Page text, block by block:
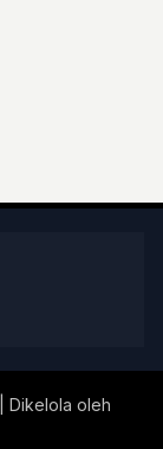
Dikelola oleh